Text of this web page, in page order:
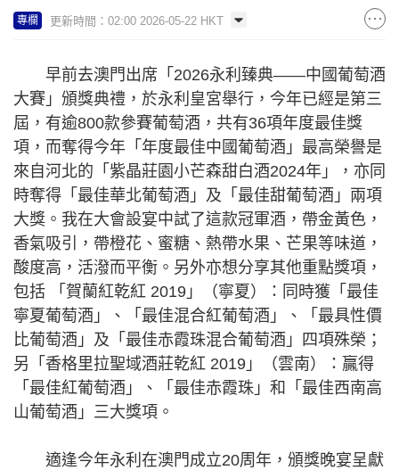
專欄 更新時間：02:00 2026-05-22 HKT
早前去澳門出席「2026永利臻典——中國葡萄酒
大賽」頒獎典禮，於永利皇宮舉行，今年已經是第三
屆，有逾800款參賽葡萄酒，共有36項年度最佳獎
項，而奪得今年「年度最佳中國葡萄酒」最高榮譽是
來自河北的「紫晶莊園小芒森甜白酒2024年」，亦同
時奪得「最佳華北葡萄酒」及「最佳甜葡萄酒」兩項
大獎。我在大會設宴中試了這款冠軍酒，帶金黃色，
香氣吸引，帶橙花、蜜糖、熱帶水果、芒果等味道，
酸度高，活潑而平衡。另外亦想分享其他重點獎項，
包括 「賀蘭紅乾紅 2019」（寧夏）：同時獲「最佳
寧夏葡萄酒」、「最佳混合紅葡萄酒」、「最具性價
比葡萄酒」及「最佳赤霞珠混合葡萄酒」四項殊榮；
另「香格里拉聖域酒莊乾紅 2019」（雲南）：贏得
「最佳紅葡萄酒」、「最佳赤霞珠」和「最佳西南高
山葡萄酒」三大獎項。
適逢今年永利在澳門成立20周年，頒獎晚宴呈獻